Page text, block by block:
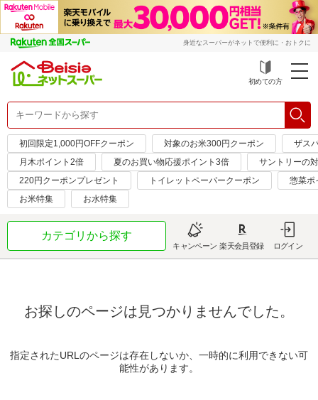
身近なスーパーがネットで便利に・おトクに
初めての方
初回限定1,000円OFFクーポン 対象のお米300円クーポン
ザス
月木ポイント2倍
夏のお買い物応援ポイント3倍
サントリーの
220円クーポンプレゼント
トイレットペーパークーポン
惣菜ポ
お米特集
お水特集
カテゴリから探す
キャンペーン 楽天会員登録 ログイン
お探しのページは見つかりませんでした。
指定されたURLのページは存在しないか、一時的に利用できない可
能性があります。